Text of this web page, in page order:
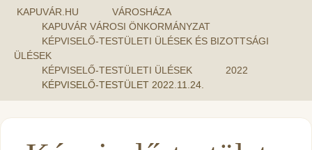
KAPUVÁR.HU
VÁROSHÁZA
KAPUVÁR VÁROSI ÖNKORMÁNYZAT
KÉPVISELŐ-TESTÜLETI ÜLÉSEK ÉS BIZOTTSÁGI
ÜLÉSEK
KÉPVISELŐ-TESTÜLETI ÜLÉSEK
2022
KÉPVISELŐ-TESTÜLET 2022.11.24.